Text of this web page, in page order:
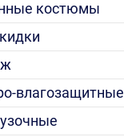
костюмы
влагозащитные